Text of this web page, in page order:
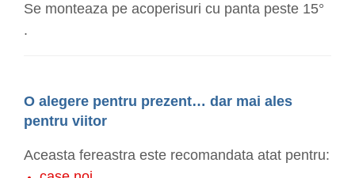
Se monteaza pe acoperisuri cu panta peste 15°
.
O alegere pentru prezent… dar mai ales
pentru viitor
Aceasta fereastra este recomandata atat pentru: